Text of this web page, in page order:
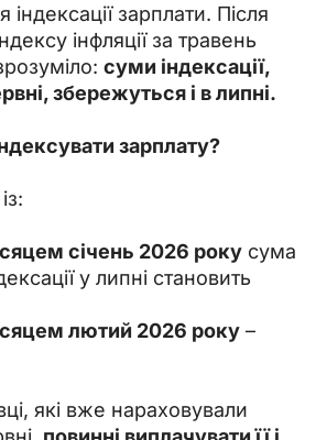
індексації зарплати. Після
інфляції за травень
суми індексації,
збережуться і в липні.
зарплату?
січень 2026 року сума
у липні становить
лютий 2026 року –
які вже нараховували